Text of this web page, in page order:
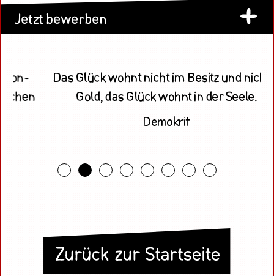
Jetzt be­wer­ben
Das Glück wohnt nicht im Be­sitz und nicht in
Gold, das Glück wohnt in der Seele.
De­mo­krit